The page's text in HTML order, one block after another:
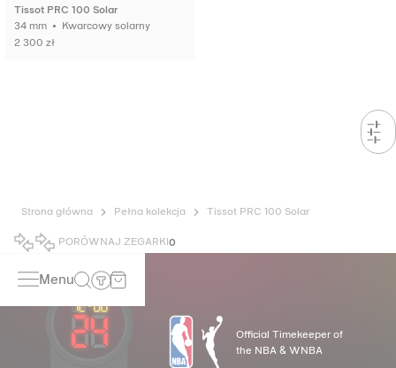
Tissot PRC 100 Solar
34 mm • Kwarcowy solarny
2 300 zł
Strona główna Pełna kolekcja
Tissot PRC 100 Solar
PORÓWNAJ ZEGARKI0
Menu
Official Timekeeper of
the NBA & WNBA